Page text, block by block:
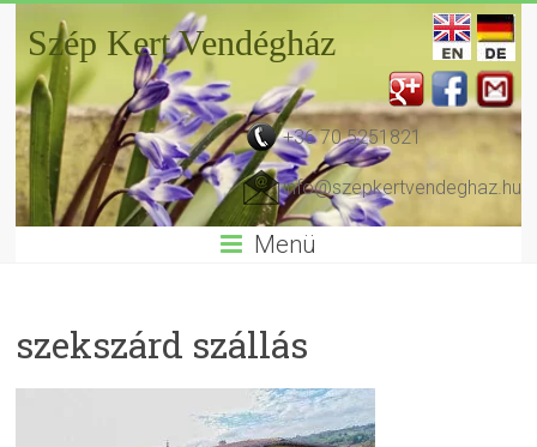
Szép Kert Vendégház
+36 70 5251821
info@szepkertvendeghaz.hu
Menü
szekszárd szállás